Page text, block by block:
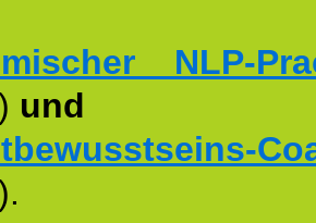
NLP-
und